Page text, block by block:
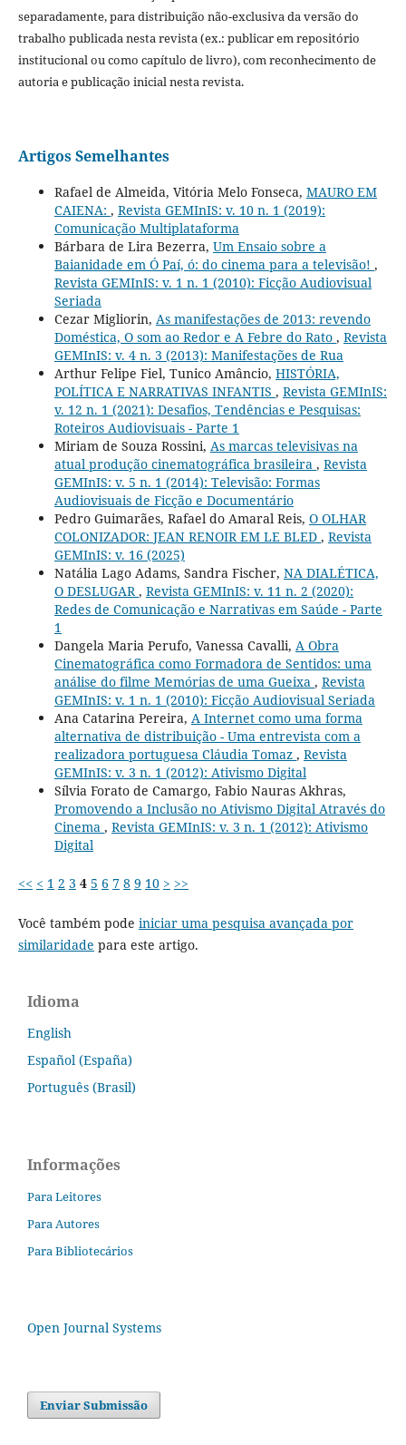
separadamente, para distribuição não-exclusiva da versão do
trabalho publicada nesta revista (ex.: publicar em repositório
institucional ou como capítulo de livro), com reconhecimento de
autoria e publicação inicial nesta revista.
Artigos Semelhantes
Rafael de Almeida, Vitória Melo Fonseca, MAURO EM
CAIENA: , Revista GEMInIS: v. 10 n. 1 (2019):
Comunicação Multiplataforma
Bárbara de Lira Bezerra, Um Ensaio sobre a
Baianidade em Ó Paí, ó: do cinema para a televisão! ,
Revista GEMInIS: v. 1 n. 1 (2010): Ficção Audiovisual
Seriada
Cezar Migliorin, As manifestações de 2013: revendo
Doméstica, O som ao Redor e A Febre do Rato , Revista
GEMInIS: v. 4 n. 3 (2013): Manifestações de Rua
Arthur Felipe Fiel, Tunico Amâncio, HISTÓRIA,
POLÍTICA E NARRATIVAS INFANTIS , Revista GEMInIS:
v. 12 n. 1 (2021): Desafios, Tendências e Pesquisas:
Roteiros Audiovisuais - Parte 1
Miriam de Souza Rossini, As marcas televisivas na
atual produção cinematográfica brasileira , Revista
GEMInIS: v. 5 n. 1 (2014): Televisão: Formas
Audiovisuais de Ficção e Documentário
Pedro Guimarães, Rafael do Amaral Reis, O OLHAR
COLONIZADOR: JEAN RENOIR EM LE BLED , Revista
GEMInIS: v. 16 (2025)
Natália Lago Adams, Sandra Fischer, NA DIALÉTICA,
O DESLUGAR, Revista GEMInIS: v. 11 n. 2 (2020):
Redes de Comunicação e Narrativas em Saúde - Parte
1
Dangela Maria Perufo, Vanessa Cavalli, A Obra
Cinematográfica como Formadora de Sentidos: uma
análise do filme Memórias de uma Gueixa , Revista
GEMInIS: v. 1 n. 1 (2010): Ficção Audiovisual Seriada
Ana Catarina Pereira, A Internet como uma forma
alternativa de distribuição - Uma entrevista com a
realizadora portuguesa Cláudia Tomaz , Revista
GEMInIS: v. 3 n. 1 (2012): Ativismo Digital
Sílvia Forato de Camargo, Fabio Nauras Akhras,
Promovendo a Inclusão no Ativismo Digital Através do
Cinema , Revista GEMInIS: v. 3 n. 1 (2012): Ativismo
Digital
<< < 1 2 3 4 5 6 7 8 9 10 > >>
Você também pode iniciar uma pesquisa avançada por
similaridade para este artigo.
Idioma
English
Español (España)
Português (Brasil)
Informações
Para Leitores
Para Autores
Para Bibliotecários
Open Journal Systems
Enviar Submissão